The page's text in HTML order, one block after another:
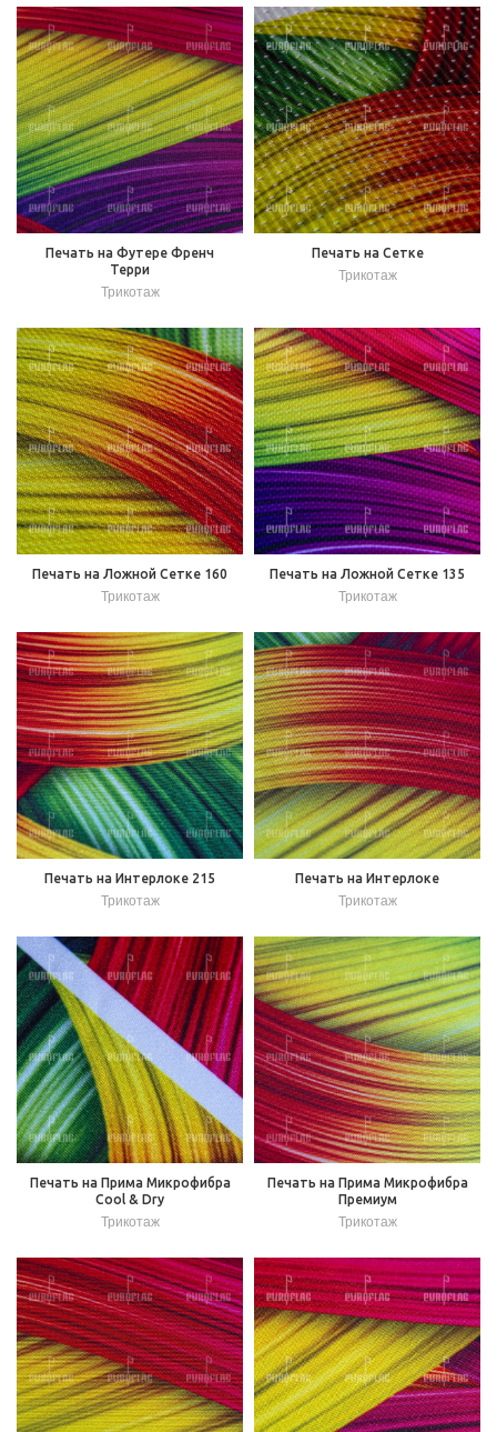
Печать на Футере Френч
Терри
Трикотаж
Печать на Сетке
Трикотаж
Печать на Ложной Сетке 160
Трикотаж
Печать на Ложной Сетке 135
Трикотаж
Печать на Интерлоке 215
Трикотаж
Печать на Интерлоке
Трикотаж
Печать на Прима Микрофибра
Cool & Dry
Трикотаж
Печать на Прима Микрофибра
Премиум
Трикотаж